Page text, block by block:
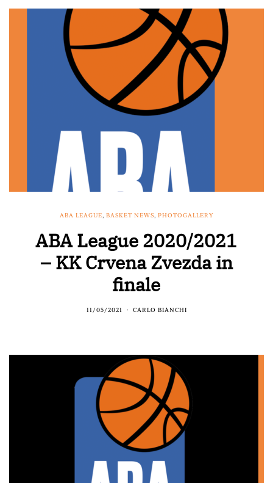
ABA LEAGUE, BASKET NEWS, PHOTOGALLERY
ABA League 2020/2021
– KK Crvena Zvezda in
finale
11/05/2021 CARLO BIANCHI